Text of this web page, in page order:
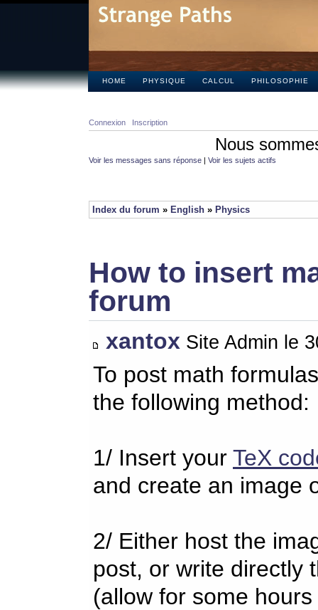
HOME PHYSIQUE CALCUL PHILOSOPHIE
Connexion Inscription
Nous
Voir les messages sans réponse | Voir les sujets actifs
Index du forum » English » Physics
How to insert
forum
xantox Site Admin le
To post math
the following method:
1/ Insert your TeX
and create an image
2/ Either host the
post, or write directly
(allow for some